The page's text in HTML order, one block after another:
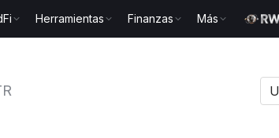
Herramientas Finanzas Más